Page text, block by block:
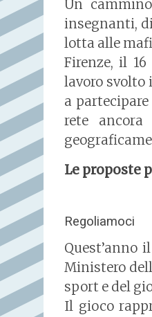
Un
insegnanti,
lotta alle
Firenze, il
lavoro
a
rete
Le proposte
Regoliamoci
Quest’anno il
Ministero
sport e del
Il gioco